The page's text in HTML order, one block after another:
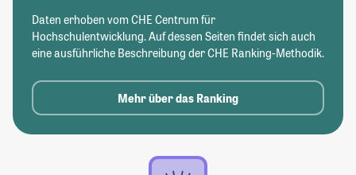
Daten erhoben vom CHE Centrum für
Hochschulentwicklung. Auf dessen Seiten findet sich auch
eine ausführliche Beschreibung der CHE Ranking-Methodik.
Mehr über das Ranking